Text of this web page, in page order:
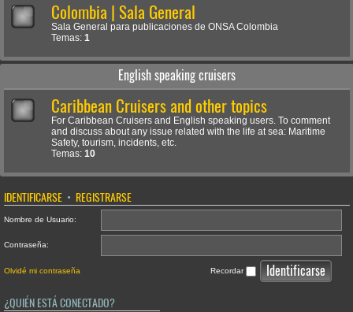
Colombia | Sala General
Sala General para publicaciones de ONSA Colombia
Temas: 1
English speaking cruisers
Caribbean Cruisers and other topics
For Caribbean Cruisers and English speaking users. To comment
and discuss about any issue related with the life at sea: Maritime
Safety, tourism, incidents, etc.
Temas: 10
IDENTIFICARSE • REGISTRARSE
Nombre de Usuario:
Contraseña:
Olvidé mi contraseña Recordar
¿QUIÉN ESTÁ CONECTADO?